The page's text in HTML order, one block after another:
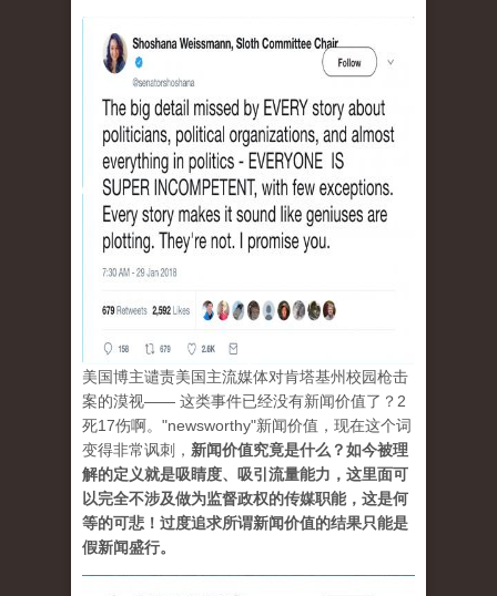
美国博主谴责美国主流媒体对肯塔基州校园枪击
案的漠视—— 这类事件已经没有新闻价值了？2
死17伤啊。"newsworthy"新闻价值，现在这个词
变得非常讽刺， 新闻价值究竟是什么？如今被理
解的定义就是吸睛度、吸引流量能力，这里面可
以完全不涉及做为监督政权的传媒职能，这是何
等的可悲！过度追求所谓新闻价值的结果只能是
假新闻盛行。